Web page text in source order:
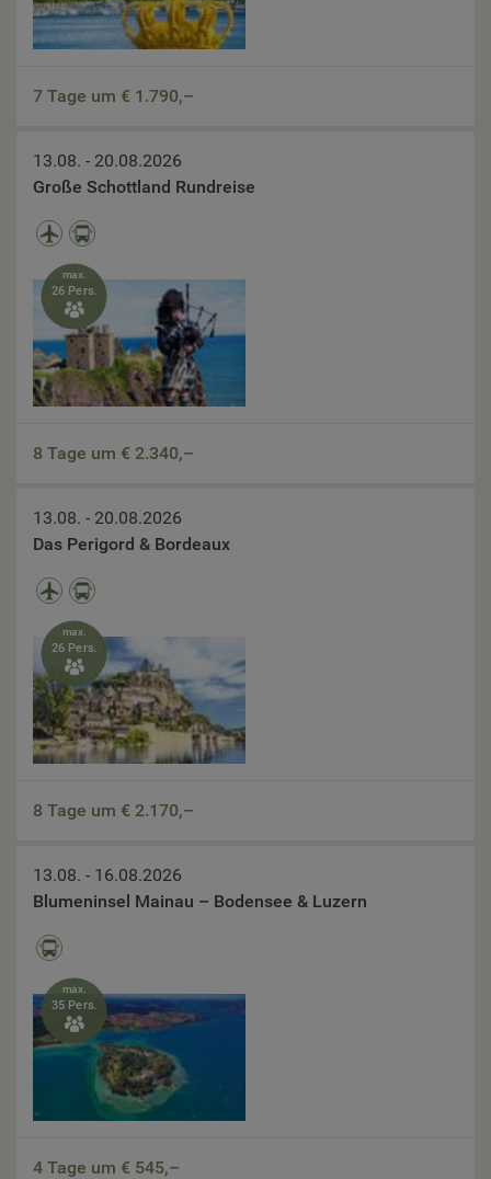
7 Tage um € 1.790,–
13.08. - 20.08.2026
Große Schottland Rundreise
max.
26 Pers.

8 Tage um € 2.340,–
13.08. - 20.08.2026
Das Perigord & Bordeaux
max.
26 Pers.

8 Tage um € 2.170,–
13.08. - 16.08.2026
Blumeninsel Mainau – Bodensee & Luzern
max.
35 Pers.

4 Tage um € 545,–